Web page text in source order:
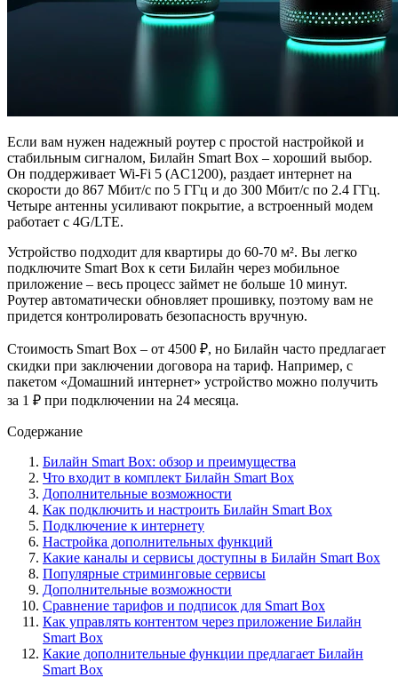
Если вам нужен надежный роутер с простой настройкой и
стабильным сигналом, Билайн Smart Box – хороший выбор.
Он поддерживает Wi-Fi 5 (AC1200), раздает интернет на
скорости до 867 Мбит/c по 5 ГГц и до 300 Мбит/c по 2.4 ГГц.
Четыре антенны усиливают покрытие, а встроенный модем
работает с 4G/LTE.
Устройство подходит для квартиры до 60-70 м². Вы легко
подключите Smart Box к сети Билайн через мобильное
приложение – весь процесс займет не больше 10 минут.
Роутер автоматически обновляет прошивку, поэтому вам не
придется контролировать безопасность вручную.
Стоимость Smart Box – от 4500 ₽, но Билайн часто предлагает
скидки при заключении договора на тариф. Например, с
пакетом «Домашний интернет» устройство можно получить
за 1 ₽ при подключении на 24 месяца.
Содержание
Билайн Smart Box: обзор и преимущества
Что входит в комплект Билайн Smart Box
Дополнительные возможности
Как подключить и настроить Билайн Smart Box
Подключение к интернету
Настройка дополнительных функций
Какие каналы и сервисы доступны в Билайн Smart Box
Популярные стриминговые сервисы
Дополнительные возможности
Сравнение тарифов и подписок для Smart Box
Как управлять контентом через приложение Билайн
Smart Box
Какие дополнительные функции предлагает Билайн
Smart Box